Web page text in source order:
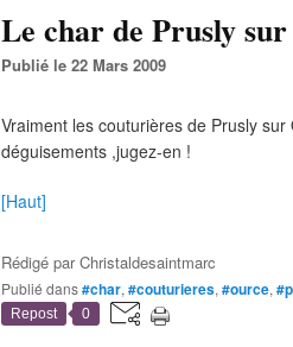
Le char de Prusly
Publié le 22 Mars 2009
Vraiment les couturières de Prusly
déguisements ,jugez-en !
[Haut]
Rédigé parChristaldesaintmarc
Publié dans#char, #couturieres, #ource,
Repost 0